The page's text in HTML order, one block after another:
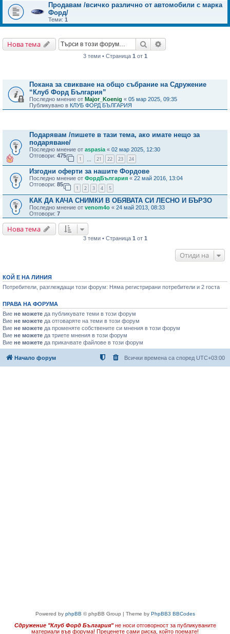
Продавам /всичко различно от автомобили с марка
Форд/
Теми: 1
Нова тема Търсене
3 теми • Страница 1 от 1
Покана за свикване на общо събрание на Сдружение
“Клуб Форд България”
Последно мнение от Major_Koenig « 05 мар 2025, 09:35
Публикувано в КЛУБ ФОРД БЪЛГАРИЯ
Подарявам /пишете в тази тема, ако имате нещо за
подаряване/
Последно мнение от aspasia « 02 мар 2025, 12:30
Отговори: 475
1 21 22 23 24
Изгодни оферти за нашите Фордове
Последно мнение от ФордБългария « 22 май 2016, 13:04
Отговори: 85
1 2 3 4 5
КАК ДА КАЧА СНИМКИ В ОБЯВАТА СИ ЛЕСНО И БЪРЗО
Последно мнение от venom4o « 24 май 2013, 08:33
Отговори: 7
Нова тема
3 теми • Страница 1 от 1
Отиди на
КОЙ Е НА ЛИНИЯ
Потребители, разглеждащи този форум: Няма регистрирани потребители и 2 госта
ПРАВА НА ФОРУМА
Вие не можете да публикувате теми в този форум
Вие не можете да отговаряте на теми в този форум
Вие не можете да променяте собствените си мнения в този форум
Вие не можете да триете мнения в този форум
Вие не можете да прикачвате файлове в този форум
Начало форум Всички времена са според UTC+03:00
Powered by phpBB © phpBB Group | Theme by PhpBB3 BBCodes
Сдружение "Клуб Форд България" не носи отговорност за публикуваните
материали във форума! Преценете сами риска, който поемате!